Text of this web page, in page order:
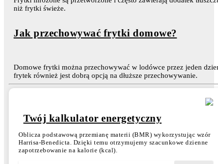
niż frytki świeże.
Jak przechowywać frytki domowe?
Domowe frytki można przechowywać w lodówce przez jeden
frytek również jest dobrą opcją na dłuższe przechowywanie.
Twój kalkulator energetyczny
Oblicza podstawową przemianę materii (BMR) wykorzystując wzór
Harrisa-Benedicta. Dzięki temu otrzymujemy szacunkowe dzienne
zapotrzebowanie na kalorie (kcal).